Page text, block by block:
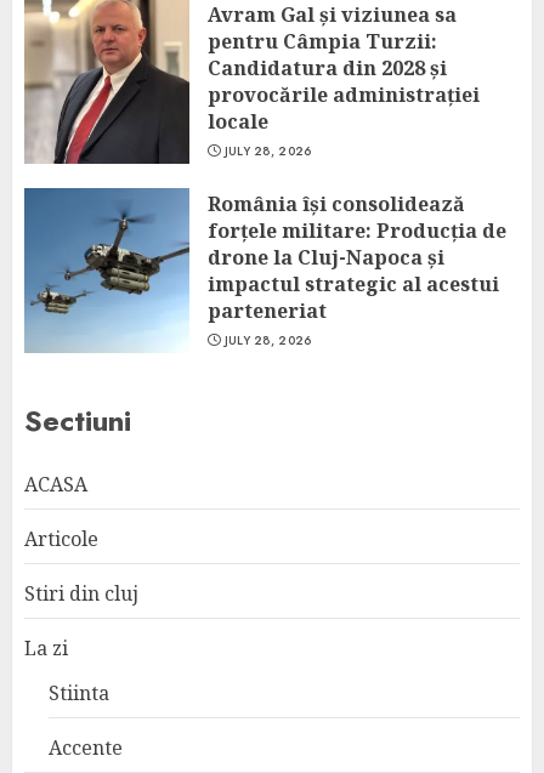
Avram Gal și viziunea sa
pentru Câmpia Turzii:
Candidatura din 2028 și
provocările administrației
locale
JULY 28, 2026
România își consolidează
forțele militare: Producția de
drone la Cluj-Napoca și
impactul strategic al acestui
parteneriat
JULY 28, 2026
Sectiuni
ACASA
Articole
Stiri din cluj
La zi
Stiinta
Accente